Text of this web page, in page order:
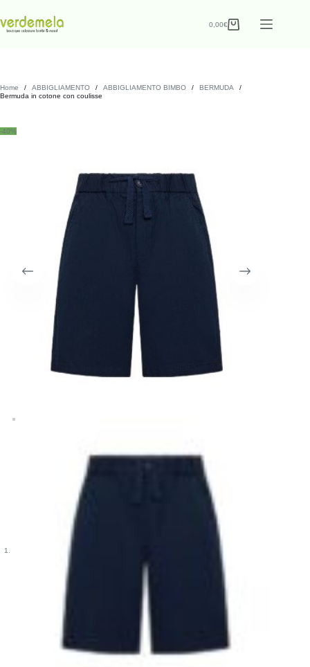
0,00€
Home / ABBIGLIAMENTO / ABBIGLIAMENTO BIMBO / BERMUDA
/
Bermuda in cotone con coulisse
-40%